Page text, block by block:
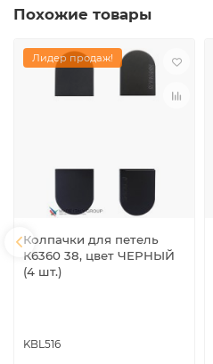
Похожие товары
Лидер продаж!
Колпачки для петель
К6360 38, цвет ЧЕРНЫЙ
(4 шт.)
KBL516